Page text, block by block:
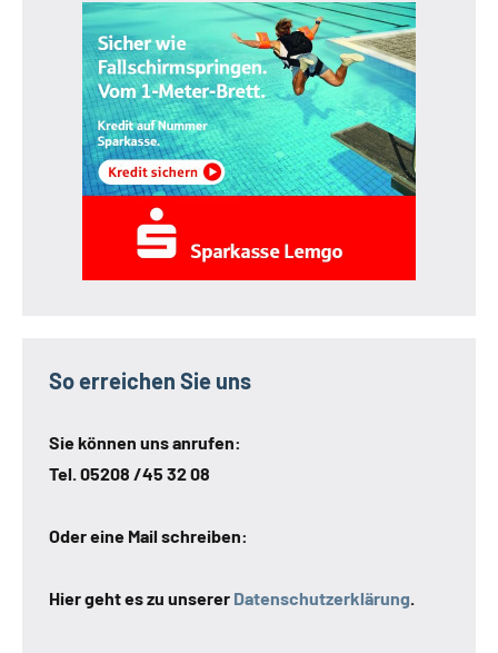
So erreichen Sie uns
Sie können uns anrufen:
Tel. 05208 /45 32 08
Oder eine Mail schreiben:
Hier geht es zu unserer Datenschutzerklärung.